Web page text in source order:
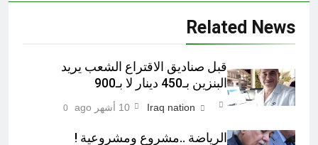
Related News
قبل صناديق الاقتراع الشعب يريد
البنزين بـ450 دينار لا بـ900
Iraq nation 10 أشهر ago 0
الرياضة ..مشروع ومشروعية !